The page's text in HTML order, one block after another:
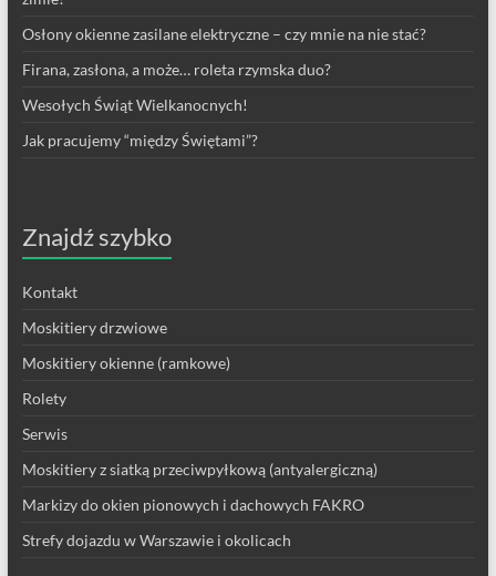
Osłony okienne zasilane elektryczne – czy mnie na nie stać?
Firana, zasłona, a może… roleta rzymska duo?
Wesołych Świąt Wielkanocnych!
Jak pracujemy “między Świętami”?
Znajdź szybko
Kontakt
Moskitiery drzwiowe
Moskitiery okienne (ramkowe)
Rolety
Serwis
Moskitiery z siatką przeciwpyłkową (antyalergiczną)
Markizy do okien pionowych i dachowych FAKRO
Strefy dojazdu w Warszawie i okolicach